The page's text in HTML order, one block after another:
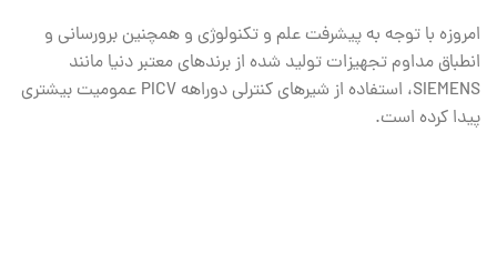
امروزه با توجه به پیشرفت علم و تکنولوژی و همچنین برورسانی و
انطباق مداوم تجهیزات تولید شده از برندهای معتبر دنیا مانند
SIEMENS، استفاده از شیرهای کنترلی دوراهه PICV عمومیت بیشتری
پیدا کرده است.